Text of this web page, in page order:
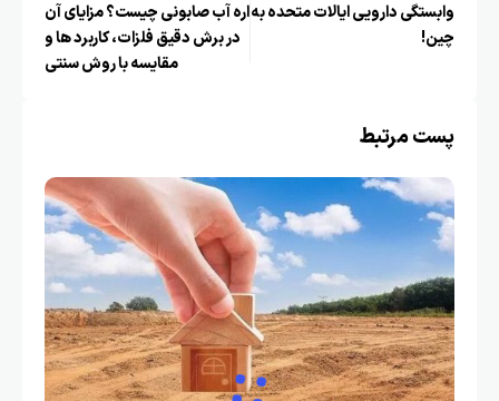
وابستگی دارویی ایالات متحده به
چین!
اره آب صابونی چیست؟ مزایای آن
در برش دقیق فلزات، کاربرد ها و
مقایسه با روش سنتی
پست مرتبط